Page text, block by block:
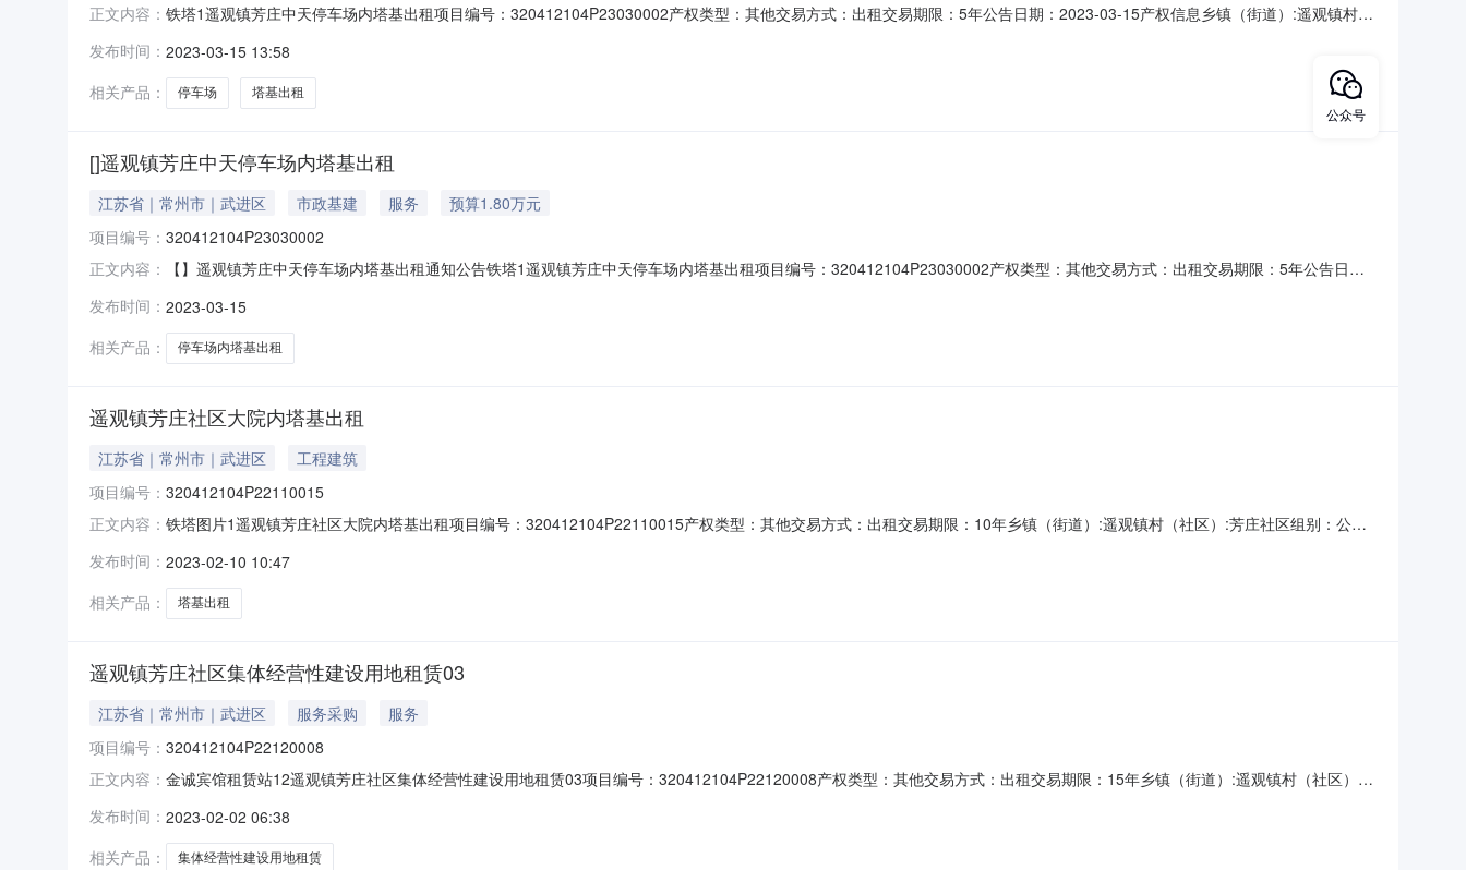
正文内容： 铁塔1遥观镇芳庄中天停车场内塔基出租项目编号：320412104P23030002产权类型：其他交易方式：出租交易期限：5年公告日期：2023-03-15产权信息乡镇（街道）:遥观镇村
塔基，坐落于遥观镇芳庄中天停车场内，土地资源面积20平方，出租面积20平方，规定用途为无人值守基站，交易方式为公开协商，租期五年，每年租金18000元，交付方式为：租
金
发布时间： 2023-03-15 13:58
相关产品：
停车场 塔基出租
[]遥观镇芳庄中天停车场内塔基出租
江苏省｜常州市｜武进区 市政基建 服务
预算1.80万元
项目编号： 320412104P23030002
正文内容：
【】遥观镇芳庄中天停车场内塔基出租通知公告铁塔1遥观镇芳庄中天停车场内塔基出租项目编号：320412104P23030002产权类型：其他交易方式：出租交易期限：5年公告日
否续租：是项目描述：遥观镇芳庄中天停车场内塔基，坐落于遥观镇芳庄中天停车场内，土地资源面积20平方，出租面积20平方，规定用途为无人值守基站，交易方式为公开协商，
租期五
发布时间： 2023-03-15
相关产品：
停车场内塔基出租
遥观镇芳庄社区大院内塔基出租
江苏省｜常州市｜武进区
工程建筑
项目编号： 320412104P22110015
正文内容： 铁塔图片1遥观镇芳庄社区大院内塔基出租项目编号：320412104P22110015产权类型：其他交易方式：出租交易期限：10年乡镇（街道）:遥观镇村（社区）:芳庄社区组别：公示
塔基出租，坐落在遥观镇芳庄社区大院内，土地资源面积25平方，出租面积25平方，分1个标段出租，规定用途为自主使用，交易方式为公开协商，租期十年，年租金为15000元/
发布时间： 2023-02-10 10:47
相关产品：
塔基出租
遥观镇芳庄社区集体经营性建设用地租赁03
江苏省｜常州市｜武进区 服务采购
服务
项目编号： 320412104P22120008
正文内容： 金诚宾馆租赁站12遥观镇芳庄社区集体经营性建设用地租赁03项目编号：320412104P22120008产权类型：其他交易方式：出租交易期限：15年乡镇（街道）:遥观镇村（社区）:
观镇芳庄社区集体经营性建设用地租赁03,坐落于遥观镇芳庄社区，面积2759.6平方米，出租面积2759.6平方米，分三个标段出租，每年租金42635.8元，租期十五
发布时间： 2023-02-02 06:38
相关产品：
集体经营性建设用地租赁
公众号